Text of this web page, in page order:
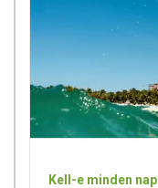
jelentkezik,
Kell-e minden